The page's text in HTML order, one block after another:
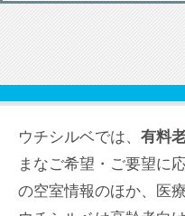
ウチシルベでは、 有料
まなご希望・ご要望に
の空室情報のほか、医